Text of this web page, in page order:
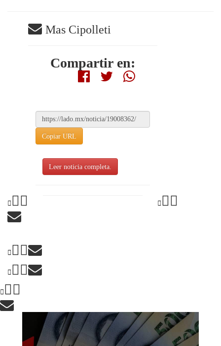
Mas Cipolleti
Compartir en:
Copiar URL
Leer noticia completa.